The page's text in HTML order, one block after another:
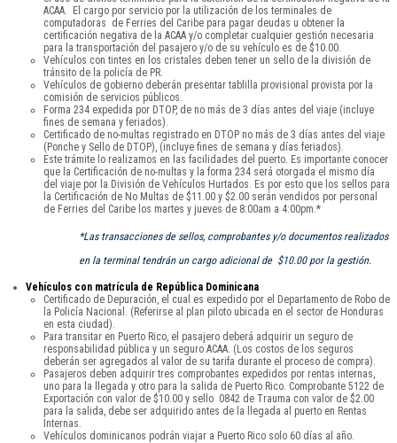
ACAA. El cargo por servicio por la utilización de los terminales de
computadoras de Ferries del Caribe para pagar deudas u obtener la
certificación negativa de la ACAA y/o completar cualquier gestión necesaria
para la transportación del pasajero y/o de su vehículo es de $10.00.
Vehículos con tintes en los cristales deben tener un sello de la división de
tránsito de la policía de PR.
Vehículos de gobierno deberán presentar tablilla provisional provista por la
comisión de servicios públicos.
Forma 234 expedida por DTOP, de no más de 3 días antes del viaje (incluye
fines de semana y feriados).
Certificado de no-multas registrado en DTOP no más de 3 días antes del viaje
(Ponche y Sello de DTOP), (incluye fines de semana y días feriados).
Este trámite lo realizamos en las facilidades del puerto. Es importante conocer
que la Certificación de no-multas y la forma 234 será otorgada el mismo día
del viaje por la División de Vehículos Hurtados. Es por esto que los sellos para
la Certificación de No Multas de $11.00 y $2.00 serán vendidos por personal
de Ferries del Caribe los martes y jueves de 8:00am a 4:00pm.*
*Las transacciones de sellos, comprobantes y/o documentos realizados
en la terminal tendrán un cargo adicional de $10.00 por la gestión.
Vehículos con matrícula de República Dominicana
Certificado de Depuración, el cual es expedido por el Departamento de Robo de
la Policía Nacional. (Referirse al plan piloto ubicada en el sector de Honduras
en esta ciudad).
Para transitar en Puerto Rico, el pasajero deberá adquirir un seguro de
responsabilidad pública y un seguro ACAA. (Los costos de los seguros
deberán ser agregados al valor de su tarifa durante el proceso de compra).
Pasajeros deben adquirir tres comprobantes expedidos por rentas internas,
uno para la llegada y otro para la salida de Puerto Rico. Comprobante 5122 de
Exportación con valor de $10.00 y sello 0842 de Trauma con valor de $2.00
para la salida, debe ser adquirido antes de la llegada al puerto en Rentas
Internas.
Vehículos dominicanos podrán viajar a Puerto Rico solo 60 días al año.